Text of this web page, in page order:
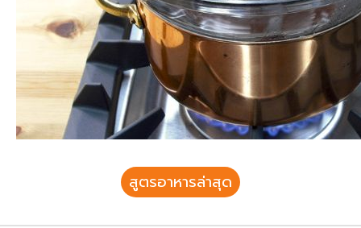
สูตรอาหารล่าสุด